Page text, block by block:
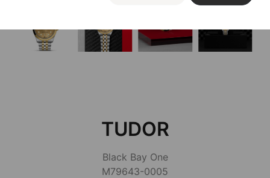
TUDOR
Black Bay One
M79643-0005